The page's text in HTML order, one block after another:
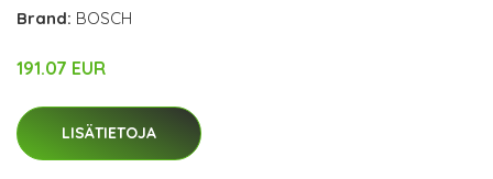
Brand: BOSCH
191.07 EUR
LISÄTIETOJA